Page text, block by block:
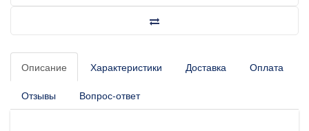
Описание Характеристики Доставка Оплата
Отзывы Вопрос-ответ